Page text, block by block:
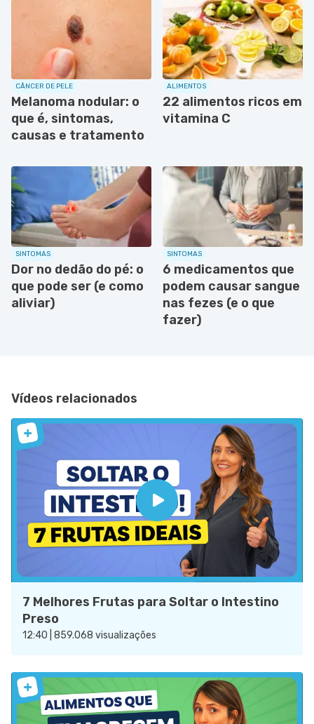
CÂNCER DE PELE
Melanoma nodular: o
que é, sintomas,
causas e tratamento
ALIMENTOS
22 alimentos ricos em
vitamina C
SINTOMAS
Dor no dedão do pé: o
que pode ser (e como
aliviar)
SINTOMAS
6 medicamentos que
podem causar sangue
nas fezes (e o que
fazer)
Vídeos relacionados
7 Melhores Frutas para Soltar o Intestino
Preso
12:40 | 859.068 visualizações